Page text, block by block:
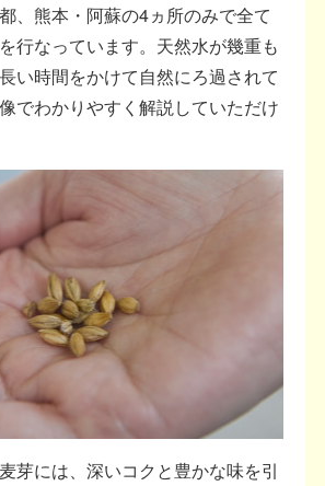
、熊本・阿蘇の4ヵ所のみで全て
行なっています。天然水が幾重も
い時間をかけて自然にろ過されて
でわかりやすく解説していただけ
芽には、深いコクと豊かな味を引